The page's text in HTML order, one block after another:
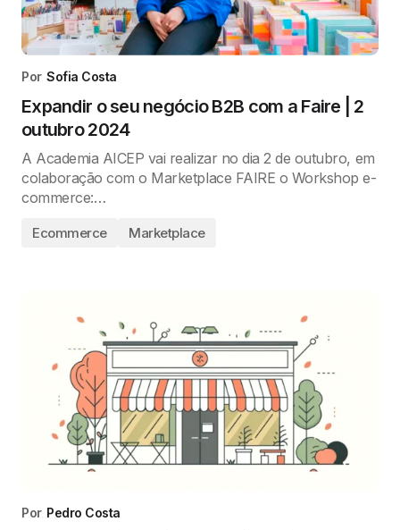
Por Sofia Costa
Expandir o seu negócio B2B com a Faire | 2
outubro 2024
A Academia AICEP vai realizar no dia 2 de outubro, em
colaboração com o Marketplace FAIRE o Workshop e-
commerce:…
Ecommerce Marketplace
Por Pedro Costa